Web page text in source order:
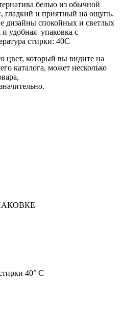
белью из обычной
гладкий и приятный на ощупь.
дизайны спокойных и светлых
удобная упаковка с
стирки: 40С
цвет, который вы видите на
каталога, может несколько
40° С